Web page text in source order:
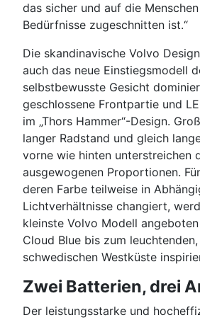
das sicher und auf die
Bedürfnisse zugeschnitten ist.“
Die skandinavische Volvo
auch das neue Einstiegsmodell
selbstbewusste Gesicht
geschlossene Frontpartie und
im „Thors Hammer“-Design.
langer Radstand und gleich
vorne wie hinten unterstreichen
ausgewogenen Proportionen.
deren Farbe teilweise in
Lichtverhältnisse changiert,
kleinste Volvo Modell
Cloud Blue bis zum
schwedischen Westküste
Zwei Batterien, drei
Der leistungsstarke und